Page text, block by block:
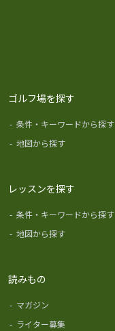
ゴルフ場を探す
- 条件・キーワードから探す
- 地図から探す
レッスンを探す
- 条件・キーワードから探す
- 地図から探す
読みもの
- マガジン
- ライター募集